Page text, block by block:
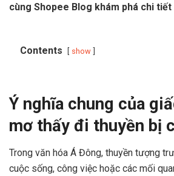
cùng Shopee Blog khám phá chi tiết
Contents show
Ý nghĩa chung của
mơ thấy đi thuyền bị
Trong văn hóa Á Đông, thuyền tượng
cuộc sống, công việc hoặc các mối